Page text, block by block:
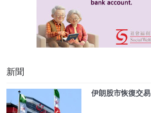
新聞
伊朗股市恢復交易